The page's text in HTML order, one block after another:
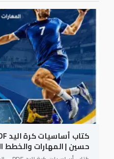
حسين | المهارات والخطط